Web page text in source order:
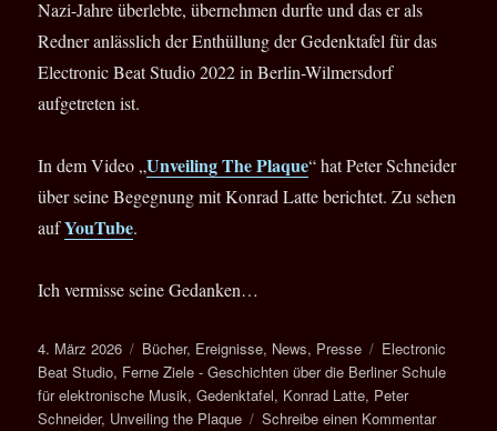
Nazi-Jahre überlebte, übernehmen durfte und das er als
Redner anlässlich der Enthüllung der Gedenktafel für das
Electronic Beat Studio 2022 in Berlin-Wilmersdorf
aufgetreten ist.
In dem Video „Unveiling The Plaque“ hat Peter Schneider
über seine Begegnung mit Konrad Latte berichtet. Zu sehen
aufYouTube.
Ich vermisse seine Gedanken…
Veröffentlicht
am
4. März 2026 Kategorien
Bücher, Ereignisse, News, Presse Schlagwörter
Electronic
Beat Studio, Ferne Ziele - Geschichten über die Berliner Schule
für elektronische Musik,Gedenktafel, Konrad Latte, Peter
Schneider, Unveiling the Plaque Schreibe einen Kommentarzu